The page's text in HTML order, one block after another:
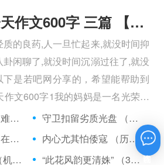
妈妈忙碌的一天作文600字 三篇 【600字】
的良药,人一旦忙起来,就没时间抑
闲聊了,就没时间沉溺过往了,就没
是若吧网分享的，希望能帮助到
作文600字1我的妈妈是一名光荣的
完的事情。
状子递与开封府，难忍怒气心中生 （5字口语）
守卫扣留劣质光盘 （5字常言）
矮脚虎、病关索不在，智多星、行者前往此处 （七字俗语）
内心尤其怕倭寇 （历法用语一卷帘）
干活决策皆在行 （机构简称二）
“此花风韵更清姝” （3字手机品牌）